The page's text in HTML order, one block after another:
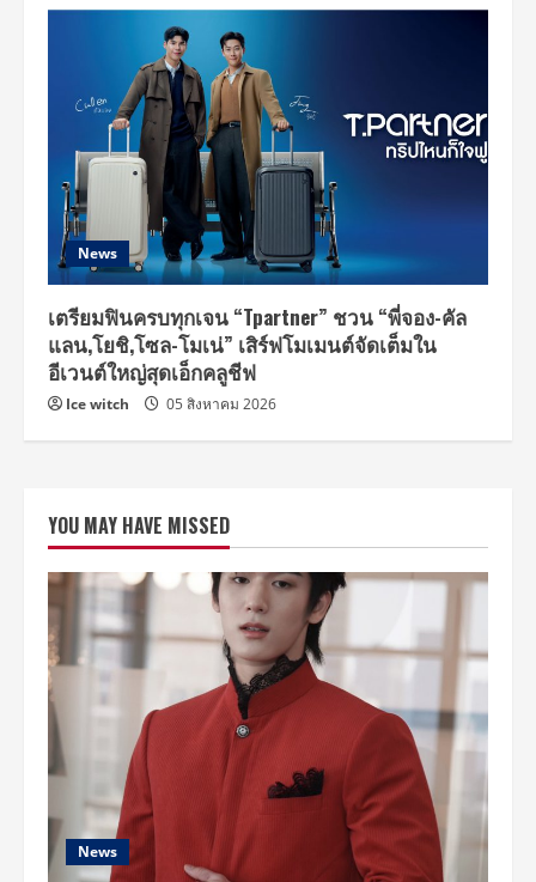
News
เตรียมฟินครบทุกเจน “Tpartner” ชวน “พี่จอง-คัล
แลน,โยชิ,โซล-โมเน่” เสิร์ฟโมเมนต์จัดเต็มใน
อีเวนต์ใหญ่สุดเอ็กคลูชีฟ
Ice witch 05 สิงหาคม 2026
YOU MAY HAVE MISSED
News